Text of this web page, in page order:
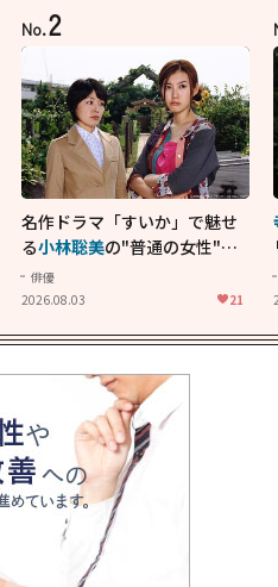
No.2
名作ドラマ「すいか」で魅せ
る小林聡美の"普通の女性"が
大人に刺さる...映画「かもめ
食堂」にも通じる静かな芝居
俳優
2026.08.03
21